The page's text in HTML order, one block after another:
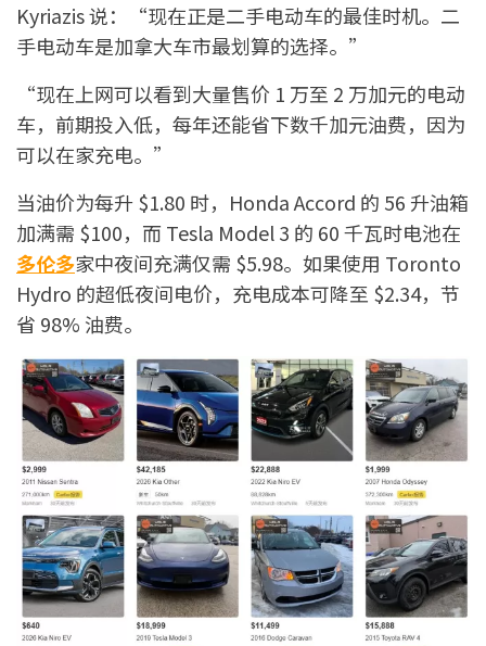
Kyriazis 说：“现在正是二手电动车的最佳时机。二
手电动车是加拿大车市最划算的选择。”
“现在上网可以看到大量售价 1 万至 2 万加元的电动
车，前期投入低，每年还能省下数千加元油费，因为
可以在家充电。”
当油价为每升 $1.80 时，Honda Accord 的 56 升油箱
加满需 $100，而 Tesla Model 3 的 60 千瓦时电池在
多伦多家中夜间充满仅需 $5.98。如果使用 Toronto
Hydro 的超低夜间电价，充电成本可降至 $2.34，节
省 98% 油费。